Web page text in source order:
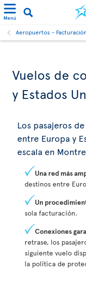
Menú
Aeropuertos - Facturación
Vuelos de
y Estados
Los pasajeros
entre Europa y
escala en
Una red más
destinos entre
Un
sola facturación.
Conexiones
retrase, los
siguiente vuelo
la política de